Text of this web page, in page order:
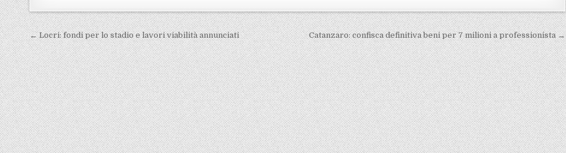
Navigazione articoli
← Locri: fondi per lo stadio e lavori viabilità annunciati Catanzaro: confisca definitiva beni per 7 milioni a professionista →